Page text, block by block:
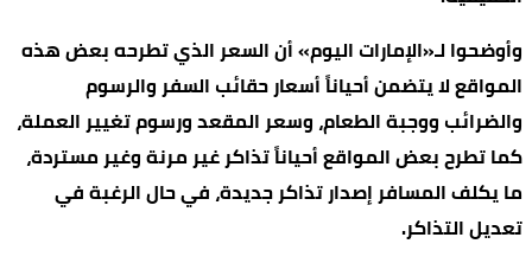
وأوضحوا لـ«الإمارات اليوم» أن السعر الذي تطرحه بعض هذه
المواقع لا يتضمن أحياناً أسعار حقائب السفر والرسوم
والضرائب ووجبة الطعام، وسعر المقعد ورسوم تغيير العملة،
كما تطرح بعض المواقع أحياناً تذاكر غير مرنة وغير مستردة،
ما يكلف المسافر إصدار تذاكر جديدة، في حال الرغبة في
تعديل التذاكر.